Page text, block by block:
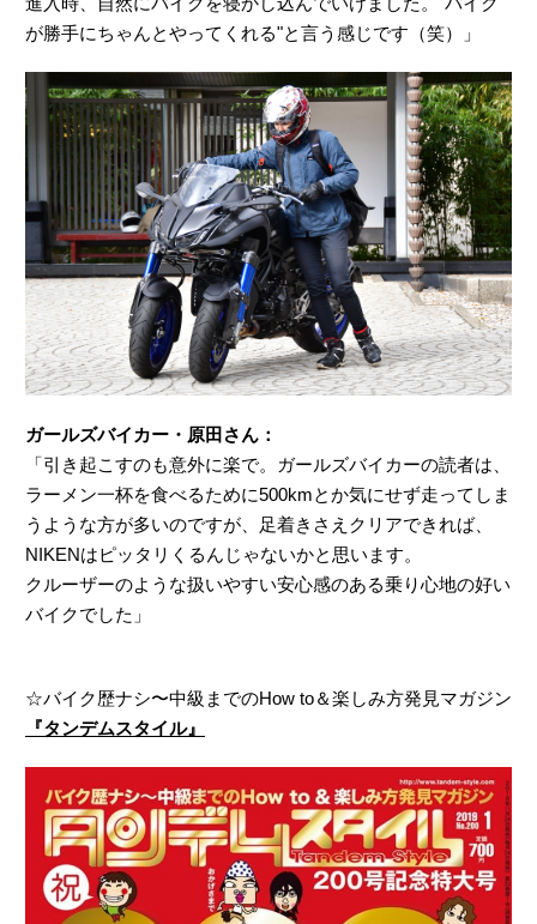
が勝手にちゃんとやってくれる"と言う感じです（笑）」
ガールズバイカー・原田さん：
「引き起こすのも意外に楽で。ガールズバイカーの読者は、
ラーメン一杯を食べるために500kmとか気にせず走ってしま
うような方が多いのですが、足着きさえクリアできれば、
NIKENはピッタリくるんじゃないかと思います。
クルーザーのような扱いやすい安心感のある乗り心地の好い
バイクでした」
☆バイク歴ナシ〜中級までのHow to＆楽しみ方発見マガジン
『タンデムスタイル』